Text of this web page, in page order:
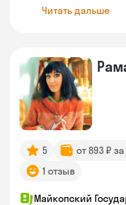
Читать дальше
5 от 893 ₽
1 отзыв
Майкопский